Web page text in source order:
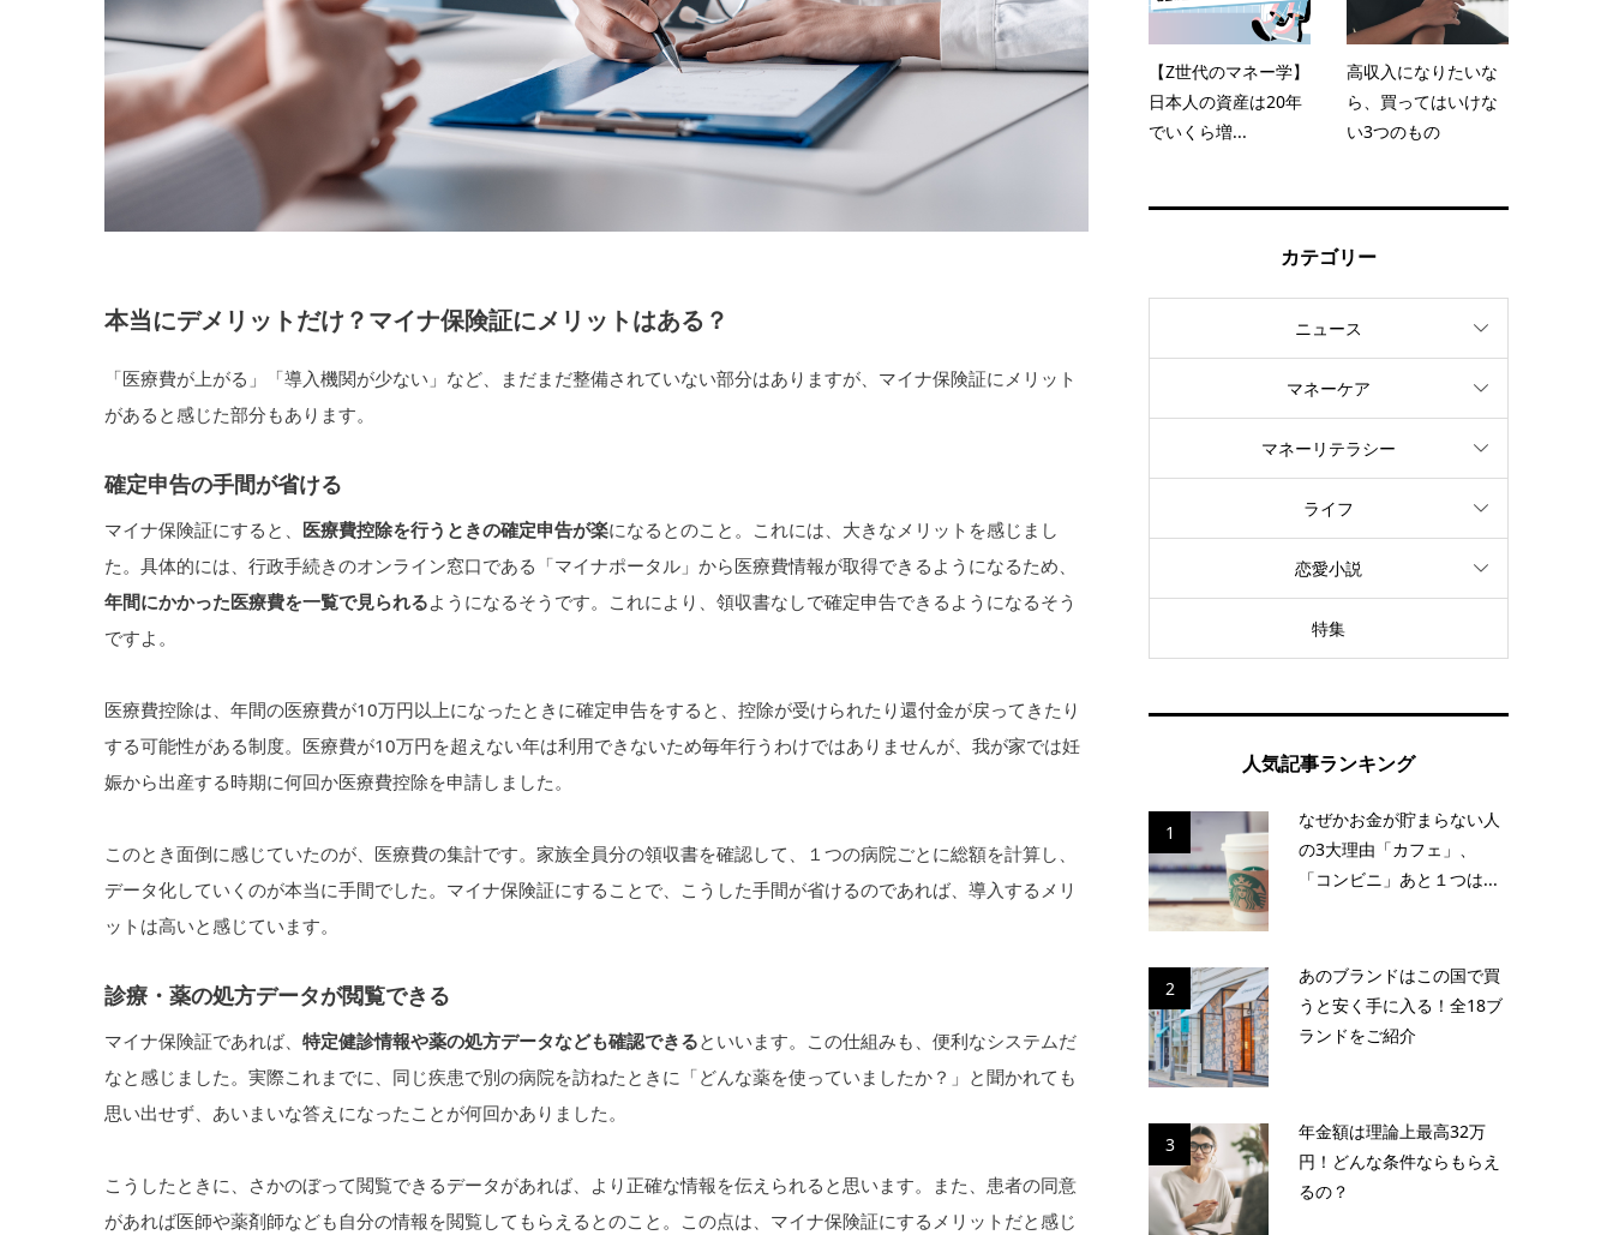
本当にデメリットだけ？マイナ保険証にメリットはある？
「医療費が上がる」「導入機関が少ない」など、まだまだ整備されていない部分はありますが、マイナ保険証にメリット
があると感じた部分もあります。
確定申告の手間が省ける
マイナ保険証にすると、 医療費控除を行うときの確定申告が楽になるとのこと。これには、大きなメリットを感じまし
た。具体的には、行政手続きのオンライン窓口である「マイナポータル」から医療費情報が取得できるようになるため、
年間にかかった医療費を一覧で見られるようになるそうです。これにより、領収書なしで確定申告できるようになるそう
ですよ。
医療費控除は、年間の医療費が10万円以上になったときに確定申告をすると、控除が受けられたり還付金が戻ってきたり
する可能性がある制度。医療費が10万円を超えない年は利用できないため毎年行うわけではありませんが、我が家では妊
娠から出産する時期に何回か医療費控除を申請しました。
このとき面倒に感じていたのが、医療費の集計です。家族全員分の領収書を確認して、１つの病院ごとに総額を計算し、
データ化していくのが本当に手間でした。マイナ保険証にすることで、こうした手間が省けるのであれば、導入するメリ
ットは高いと感じています。
診療・薬の処方データが閲覧できる
マイナ保険証であれば、 特定健診情報や薬の処方データなども確認できるといいます。この仕組みも、便利なシステムだ
なと感じました。実際これまでに、同じ疾患で別の病院を訪ねたときに「どんな薬を使っていましたか？」と聞かれても
思い出せず、あいまいな答えになったことが何回かありました。
こうしたときに、さかのぼって閲覧できるデータがあれば、より正確な情報を伝えられると思います。また、患者の同意
があれば医師や薬剤師なども自分の情報を閲覧してもらえるとのこと。この点は、マイナ保険証にするメリットだと感じ
【Z世代のマネー学】
日本人の資産は20年
でいくら増...
高収入になりたいな
ら、買ってはいけな
い3つのもの
カテゴリー
ニュース
マネーケア
マネーリテラシー
ライフ
恋愛小説
特集
人気記事ランキング
1
なぜかお金が貯まらない人
の3大理由「カフェ」、
「コンビニ」あと１つは...
2
あのブランドはこの国で買
うと安く手に入る！全18ブ
ランドをご紹介
3
年金額は理論上最高32万
円！どんな条件ならもらえ
るの？